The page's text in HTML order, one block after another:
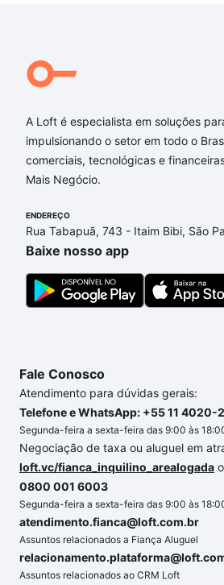
A Loft é especialista em soluções
impulsionando o setor em todo o
comerciais, tecnológicas e
Mais Negócio.
ENDEREÇO
Rua Tabapuã, 743 - Itaim Bibi, São
Baixe nosso app
Fale Conosco
Atendimento para dúvidas gerais:
Telefone e WhatsApp: +55 11 4020-
Segunda-feira a sexta-feira das 9:00 às
Negociação de taxa ou aluguel em
loft.vc/fianca_inquilino_arealogada
0800 001 6003
Segunda-feira a sexta-feira das 9:00 às
atendimento.fianca@loft.com.br
Assuntos relacionados a Fiança Aluguel
Assuntos relacionados ao CRM Loft